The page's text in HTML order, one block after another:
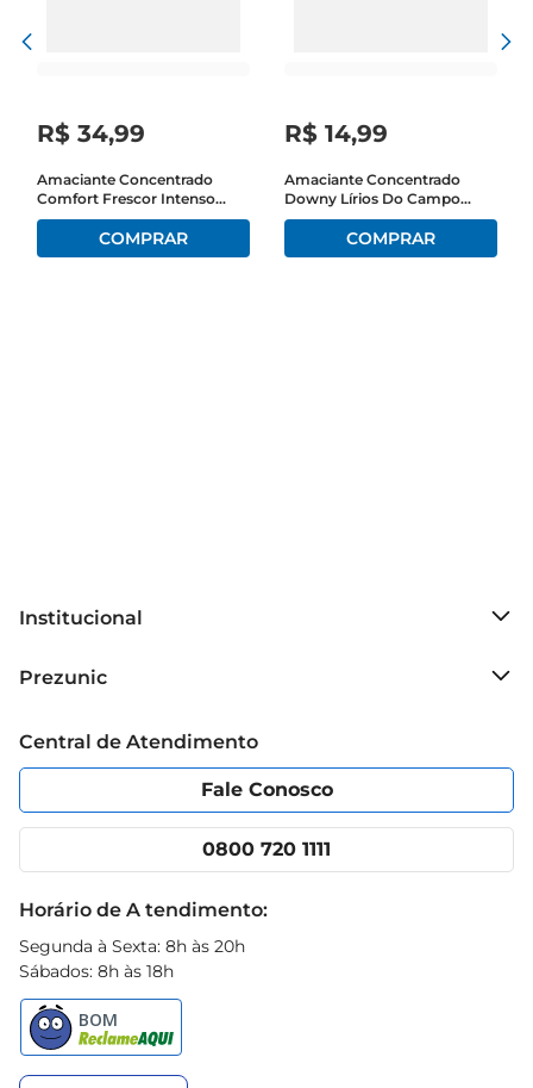
se destaca mesmo após várias lavagens.
Fácil de usar e eficiente
A aplicação do Amaciante Comfort é simples e
prática. Basta adicionar a quantidade
- Indicado para todos os tipos de tecidos
Com o Amaciante Comfort Concentrado 1L, suas
suavidade, tornando o dia a dia mais confortável
e agradável.
R$ 34,99
Amaciante Concentrado
Comfort Frescor Intenso
Frasco 1,8 Litro Embalagem
Econômica
R$ 14,99
Amaciante Concentrado
Downy Lírios Do Campo
500ml
Institucional
Grupo Cencosud
Política de Privacidade
Portal do fornecedor
Cencosud Media
Prezunic
Código de Ética
App Prezunic
Central de Atendimento
Fale Conosco
0800 720 1111
Horário de A tendimento:
Segunda à Sexta: 8h às 20h
Sábados: 8h às 18h